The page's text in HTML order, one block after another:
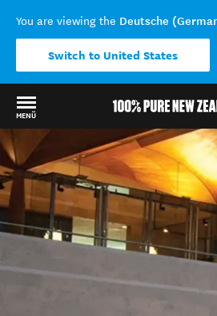
You are viewing the Deutsche
Switch to United States
MENÜ
Back to my results